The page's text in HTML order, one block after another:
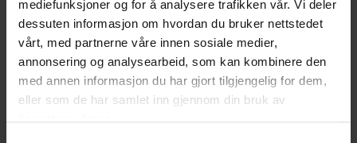
mediefunksjoner og for å analysere trafikken vår. Vi deler
dessuten informasjon om hvordan du bruker nettstedet
vårt, med partnerne våre innen sosiale medier,
annonsering og analysearbeid, som kan kombinere den
med annen informasjon du har gjort tilgjengelig for dem,
eller som de har samlet inn gjennom din bruk av
tjenestene deres.
Eva Grotnæss Barnholdt
Fagdirektør, Justis- og beredskapsdepartementet